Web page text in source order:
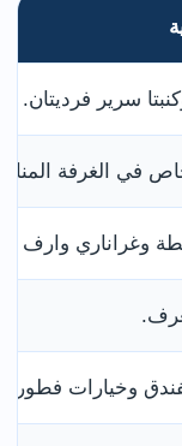
في الغرفة
وغراناري وارف
وخيارات فطور.